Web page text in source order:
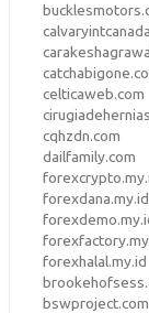
celticaweb.com
cqhzdn.com
dailfamily.com
forexdana.my.id
forexhalal.my.id
bswproject.com